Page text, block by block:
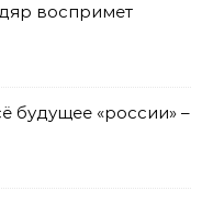
воспримет
будущее «россии» –